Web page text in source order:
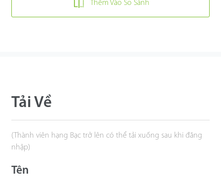
Thêm Vào So Sánh
Tải Về
(Thành viên hạng Bạc trở lên có thể tải xuống sau khi đăng
nhập)
Tên